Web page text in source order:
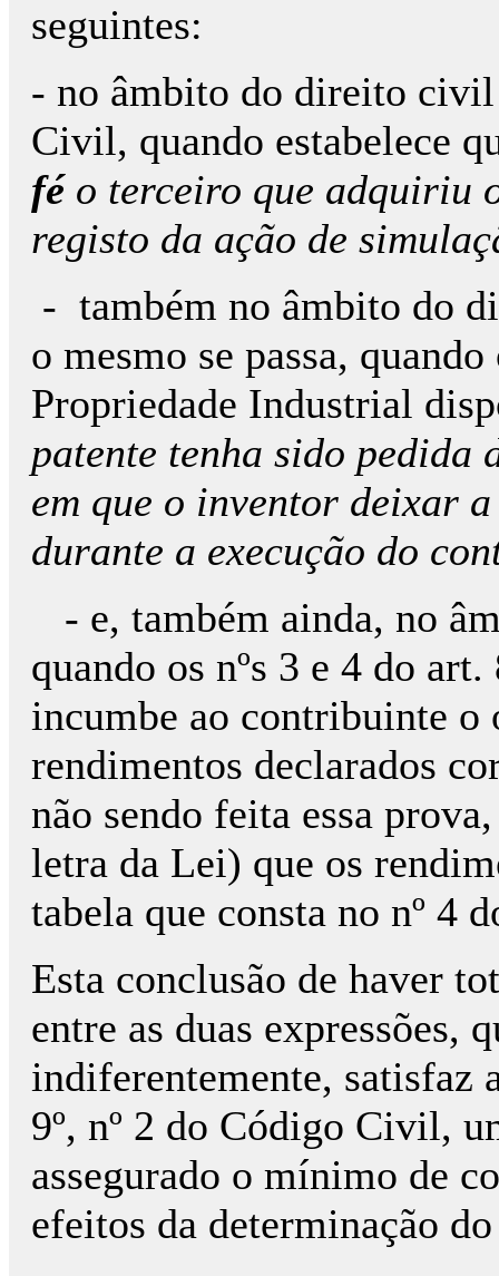
seguintes:
- no âmbito do direito civil
Civil, quando estabelece
féo terceiro que adquiriu
registo da ação de
- também no âmbito do
o mesmo se passa,
Propriedade Industrial
patente tenha sido pedida
em que o inventor deixar
durante a execução do
- e, também ainda, no
quando os nºs 3 e 4 do
incumbe ao contribuinte o
rendimentos declarados
não sendo feita essa
letra da Lei) que os
tabela que consta no nº 4
Esta conclusão de haver
entre as duas expressões,
indiferentemente, satisfaz
9º, nº 2 do Código Civil,
assegurado o mínimo de
efeitos da determinação